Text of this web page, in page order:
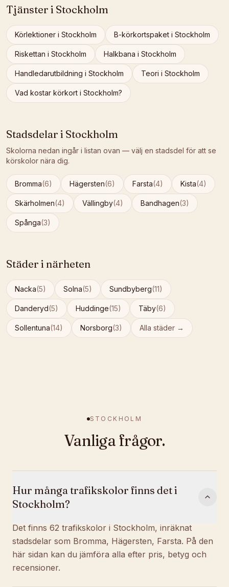
Tjänster i Stockholm
Körlektioner i Stockholm B-körkortspaket i Stockholm
Riskettan i Stockholm Halkbana i Stockholm
Handledarutbildning i Stockholm Teori i Stockholm
Vad kostar körkort i Stockholm?
Stadsdelar i Stockholm
Skolorna nedan ingår i listan ovan — välj en stadsdel för att se
körskolor nära dig.
Bromma(6) Hägersten(6) Farsta(4) Kista(4)
Skärholmen(4) Vällingby(4) Bandhagen(3)
Spånga(3)
Städer i närheten
Nacka(5) Solna(5) Sundbyberg(11)
Danderyd(5) Huddinge(15) Täby(6)
Sollentuna(14) Norsborg(3) Alla städer →
STOCKHOLM
Vanliga frågor.
Hur många trafikskolor finns det i
Stockholm?
Det finns 62 trafikskolor i Stockholm, inräknat
stadsdelar som Bromma, Hägersten, Farsta. På den
här sidan kan du jämföra alla efter pris, betyg och
recensioner.